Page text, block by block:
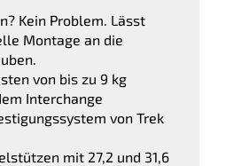
Kein Problem. Lässt
Montage an die
von bis zu 9 kg
Interchange
von Trek
mit 27,2 und 31,6